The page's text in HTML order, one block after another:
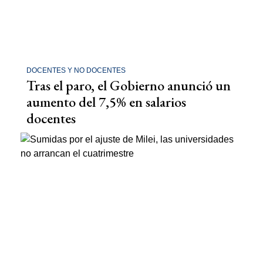
DOCENTES Y NO DOCENTES
Tras el paro, el Gobierno anunció un
aumento del 7,5% en salarios
docentes